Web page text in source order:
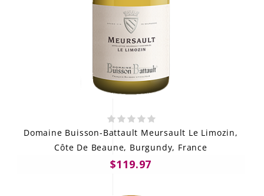
Domaine Buisson-Battault Meursault Le Limozin,
Côte De Beaune, Burgundy, France
$119.97